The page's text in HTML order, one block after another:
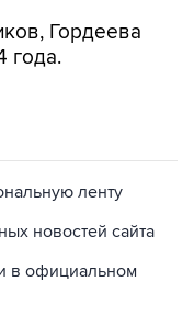
Гордеева
года.
ленту
новостей сайта
в официальном